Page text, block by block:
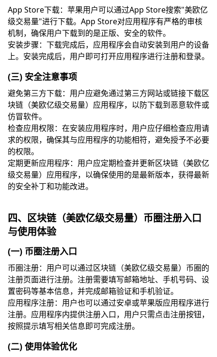
App Store下载：苹果用户可以通过App Store搜索"美欧亿
级交易量"进行下载。App Store对应用程序有严格的审核
机制，确保用户下载到的是正版、安全的软件。
安装步骤：下载完成后，应用程序会自动安装到用户的设备
上。安装完成后，用户即可打开应用程序进行注册和登录。
(三) 安全注意事项
避免第三方下载：用户应避免通过第三方网站或链接下载区
块链（美欧亿级交易量）应用程序，以防下载到恶意软件或
仿冒软件。
检查应用权限：在安装应用程序时，用户应仔细检查应用请
求的权限，确保其与应用程序的功能相符，避免授予不必要
的权限。
定期更新应用程序：用户应定期检查并更新区块链（美欧亿
级交易量）应用程序，以确保使用的是最新版本，获得最新
的安全补丁和功能改进。
四、区块链（美欧亿级交易量）币圈注册入口
与使用体验
(一) 币圈注册入口
币圈注册：用户可以通过区块链（美欧亿级交易量）币圈的
注册页面进行注册。注册需要填写邮箱地址、手机号码、设
置密码等基本信息，并完成邮箱验证和手机验证。
应用程序注册：用户也可以通过安卓或苹果版应用程序进行
注册。应用程序内提供注册入口，用户只需点击注册按钮，
按照提示填写相关信息即可完成注册。
(二) 使用体验优化